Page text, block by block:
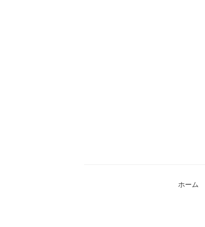
ホーム